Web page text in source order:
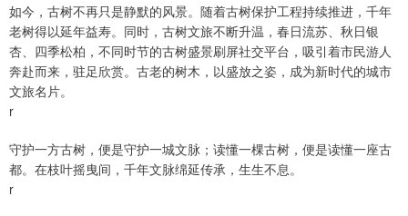
如今，古树不再只是静默的风景。随着古树保护工程持续推进，千年
老树得以延年益寿。同时，古树文旅不断升温，春日流苏、秋日银
杏、四季松柏，不同时节的古树盛景刷屏社交平台，吸引着市民游人
奔赴而来，驻足欣赏。古老的树木，以盛放之姿，成为新时代的城市
文旅名片。
r
守护一方古树，便是守护一城文脉；读懂一棵古树，便是读懂一座古
都。在枝叶摇曳间，千年文脉绵延传承，生生不息。
r